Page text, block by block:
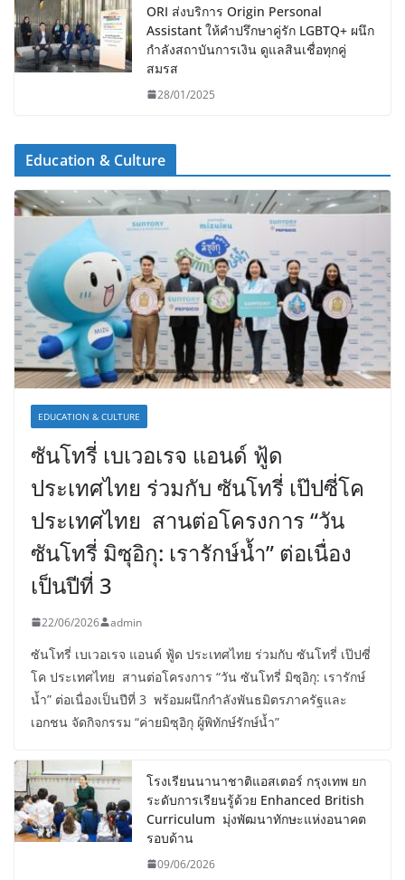
ORI ส่งบริการ Origin Personal
Assistant ให้คำปรึกษาคู่รัก LGBTQ+ ผนึก
กำลังสถาบันการเงิน ดูแลสินเชื่อทุกคู่
สมรส
28/01/2025
Education & Culture
EDUCATION & CULTURE
ซันโทรี่ เบเวอเรจ แอนด์ ฟู้ด
ประเทศไทย ร่วมกับ ซันโทรี่ เป๊ปซี่โค
ประเทศไทย สานต่อโครงการ “วัน
ซันโทรี่ มิซุอิกุ: เรารักษ์น้ำ” ต่อเนื่อง
เป็นปีที่ 3
22/06/2026 admin
ซันโทรี่ เบเวอเรจ แอนด์ ฟู้ด ประเทศไทย ร่วมกับ ซันโทรี่ เป๊ปซี่
โค ประเทศไทย สานต่อโครงการ “วัน ซันโทรี่ มิซุอิกุ: เรารักษ์
น้ำ” ต่อเนื่องเป็นปีที่ 3 พร้อมผนึกกำลังพันธมิตรภาครัฐและ
เอกชน จัดกิจกรรม “ค่ายมิซุอิกุ ผู้พิทักษ์รักษ์น้ำ”
โรงเรียนนานาชาติแอสเตอร์ กรุงเทพ ยก
ระดับการเรียนรู้ด้วย Enhanced British
Curriculum มุ่งพัฒนาทักษะแห่งอนาคต
รอบด้าน
09/06/2026